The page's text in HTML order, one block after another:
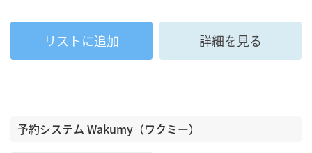
リストに追加 詳細を見る
予約システム Wakumy（ワクミー）